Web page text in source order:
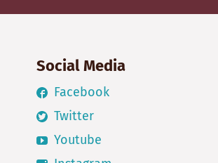
Social Media
Facebook
Twitter
Youtube